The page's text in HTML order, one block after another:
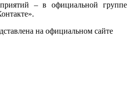
– в официальной группе
на официальном сайте